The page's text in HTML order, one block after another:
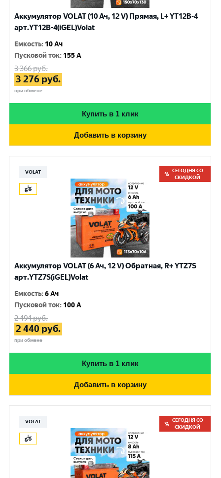
Аккумулятор VOLAT (10 Ач, 12 V) Прямая, L+ YT12B-4
арт.YT12B-4(iGEL)Volat
Емкость: 10 Ач
Пусковой ток: 155 A
3 366руб.
3 276 руб.
при обмене
Купить в 1 клик
Добавить в корзину
VOLAT
СЕГОДНЯ СО
СКИДКОЙ
Аккумулятор VOLAT (6 Ач, 12 V) Обратная, R+ YTZ7S
арт.YTZ7S(iGEL)Volat
Емкость:6 Ач
Пусковой ток: 100 A
2 494руб.
2 440 руб.
при обмене
Купить в 1 клик
Добавить в корзину
VOLAT
СЕГОДНЯ СО
СКИДКОЙ